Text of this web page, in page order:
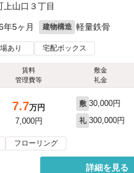
上山口３丁目
年5ヶ月 建物構造 軽量鉄骨
あり 宅配ボックス
賃料
管理費等
敷金
礼金
7.7万円
7,000円
敷 30,000円
礼 300,000円
フローリング
詳細を見る